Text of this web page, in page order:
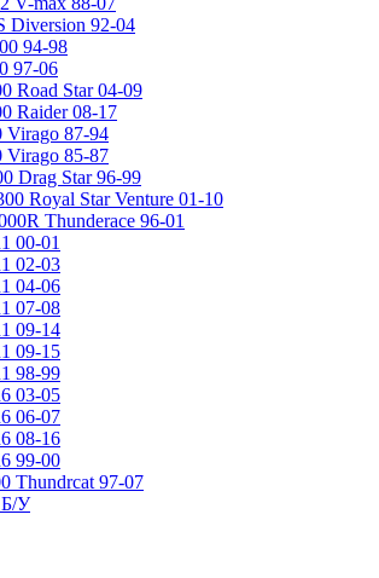
Diversion 92-04
94-98
97-06
Road Star 04-09
Raider 08-17
Virago 87-94
Virago 85-87
Drag Star 96-99
Royal Star Venture 01-10
Thunderace 96-01
00-01
02-03
04-06
07-08
09-14
09-15
98-99
03-05
06-07
08-16
99-00
Thundrcat 97-07
Б/У